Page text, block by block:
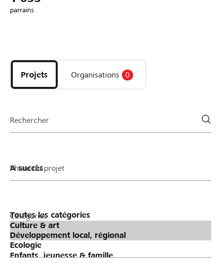
DE FR IT
parrains
les
projets
et
la
Projets Organisations 0
Rechercher
Phase du projet
Catégories